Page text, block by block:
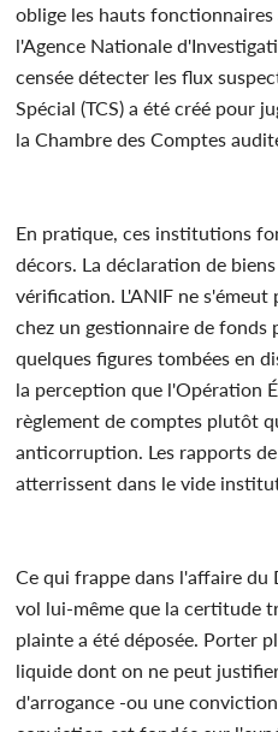
oblige les hauts fonctionnaires
l'Agence Nationale
censée détecter les flux
Spécial (TCS) a été créé pour
la Chambre des Comptes
En pratique, ces institutions
décors. La déclaration de
vérification. L'ANIF ne
chez un gestionnaire de fonds
quelques figures tombées en
la perception que l'Opération
règlement de comptes plutôt
anticorruption. Les rapports
atterrissent dans le vide
Ce qui frappe dans l'affaire du
vol lui-même que la certitude
plainte a été déposée. Porter
liquide dont on ne peut
d'arrogance -ou une